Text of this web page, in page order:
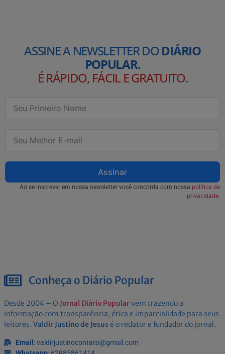
ASSINE A NEWSLETTER DODIÁRIO
POPULAR.
É RÁPIDO, FÁCIL E GRATUITO.
Assinar
Ao se inscrever em nossa newsletter você concorda com nossa política de
privacidade.
Conheça o Diário Popular
Desde 2004 – O Jornal Diário Popularvem trazendo a
informação com transparência, ética e imparcialidade para seus
leitores. Valdir Justino de Jesus é o redator e fundador do jornal.
Email : valdirjustinocontato@gmail.com